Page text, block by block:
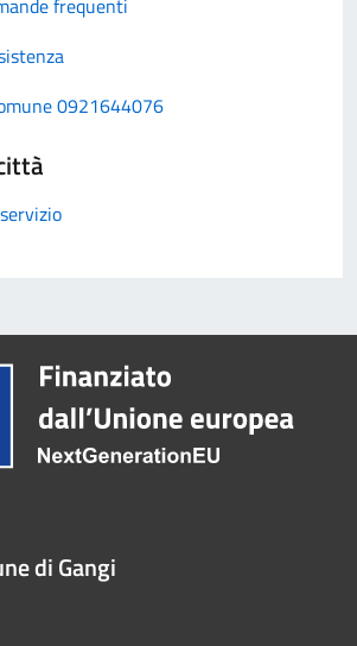
frequenti
0921644076
di Gangi